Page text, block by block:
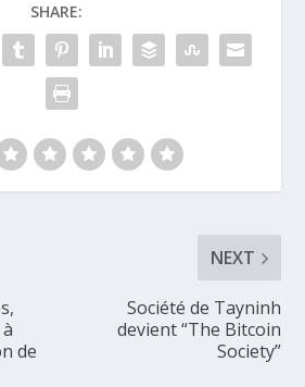
SHARE:
de
NEXT
Société de Tayninh
devient “The Bitcoin
Society”